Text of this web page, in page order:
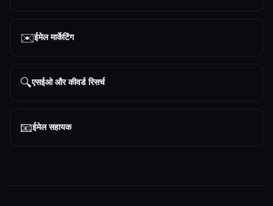
✉️ईमेल मार्केटिंग
🔍एसईओ और कीवर्ड रिसर्च
📧ईमेल सहायक